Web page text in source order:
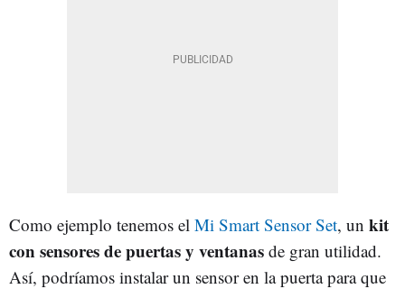
Como ejemplo tenemos el Mi Smart Sensor Set, un kit
con sensores de puertas y ventanas de gran utilidad.
Así, podríamos instalar un sensor en la puerta para que